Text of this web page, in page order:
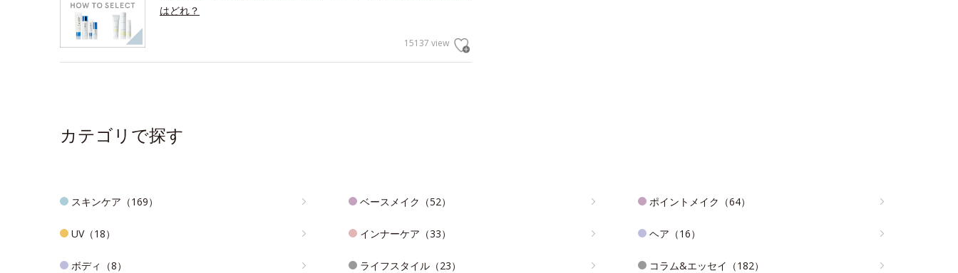
はどれ？
15137 view
カテゴリで探す
スキンケア（169） ベースメイク（52） ポイントメイク（64）
UV（18） インナーケア（33） ヘア（16）
ボディ（8） ライフスタイル（23） コラム&エッセイ（182）